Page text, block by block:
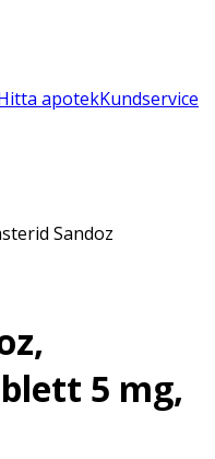
apotekKundservice
Sandoz
5 mg,